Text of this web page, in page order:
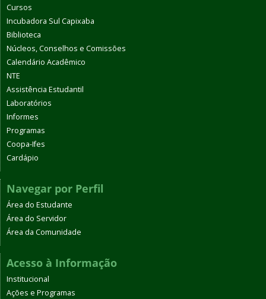
Cursos
Incubadora Sul Capixaba
Biblioteca
Núcleos, Conselhos e Comissões
Calendário Acadêmico
NTE
Assistência Estudantil
Laboratórios
Informes
Programas
Coopa-Ifes
Cardápio
Navegar por Perfil
Área do Estudante
Área do Servidor
Área da Comunidade
Acesso à Informação
Institucional
Ações e Programas